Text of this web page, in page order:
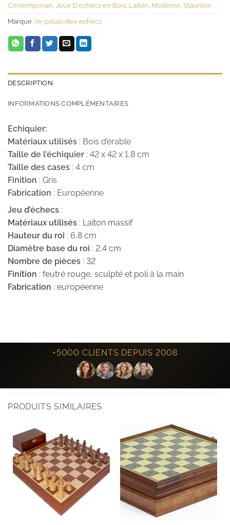
Contemporain Jeux D'echecs en Bois Laiton Moderne Staunton
Marque : le-palais-des-echecs
DESCRIPTION
INFORMATIONS COMPLÉMENTAIRES
Echiquier:
Matériaux utilisés : Bois d’érable
Taille de l’échiquier : 42 x 42 x 1,8 cm
Taille des cases : 4 cm
Finition : Gris
Fabrication : Européenne
Jeu d’échecs :
Matériaux utilisés : Laiton massif
Hauteur du roi : 6,8 cm
Diamètre base du roi : 2,4 cm
Nombre de pièces : 32
Finition : feutré rouge, sculpté et poli à la main
Fabrication : européenne
+5000 CLIENTS DEPUIS 2008
PRODUITS SIMILAIRES